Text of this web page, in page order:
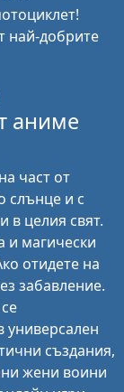
най-добрите
аниме
част от
слънце и с
в целия свят.
и магически
отидете на
забавление.
създания,
жени воини